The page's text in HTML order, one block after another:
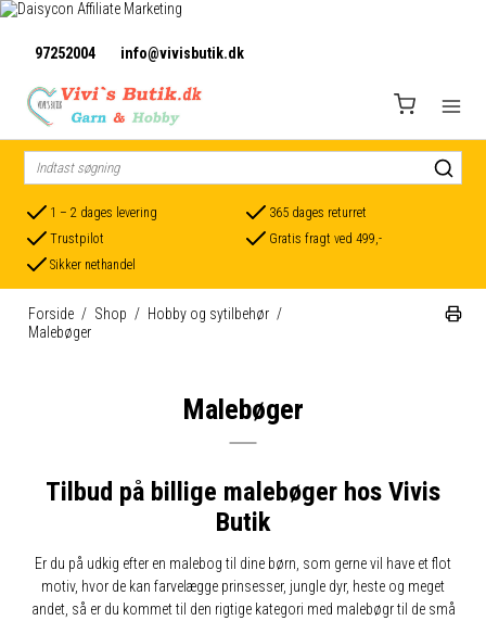
97252004 info@vivisbutik.dk
1 – 2 dages levering
365 dages returret
Trustpilot
Gratis fragt ved 499,-
Sikker nethandel
Forside / Shop / Hobby og sytilbehør /
Malebøger
Malebøger
Tilbud på billige malebøger hos Vivis
Butik
Er du på udkig efter en malebog til dine børn, som gerne vil have et flot
motiv, hvor de kan farvelægge prinsesser, jungle dyr, heste og meget
andet, så er du kommet til den rigtige kategori med malebøgr til de små